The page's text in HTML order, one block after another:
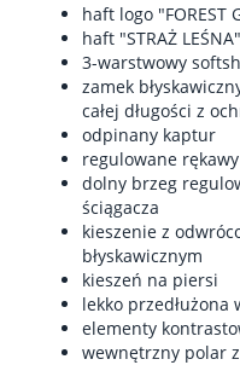
haft logo "FOREST
haft "STRAŻ
3-warstwowy
zamek
całej długości z
odpinany kaptur
regulowane
dolny brzeg
ściągacza
kieszenie z
błyskawicznym
kieszeń na piersi
lekko przedłużona
elementy
wewnętrzny polar